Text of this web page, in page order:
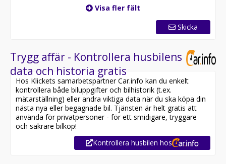
Visa fler fält
Skicka
Trygg affär - Kontrollera husbilens
data och historia gratis
Hos Klickets samarbetspartner Car.info kan du enkelt
kontrollera både biluppgifter och bilhistorik (t.ex.
mätarställning) eller andra viktiga data när du ska köpa din
nästa nya eller begagnade bil. Tjänsten är helt gratis att
använda för privatpersoner - för ett smidigare, tryggare
och säkrare bilköp!
Kontrollera husbilen hos